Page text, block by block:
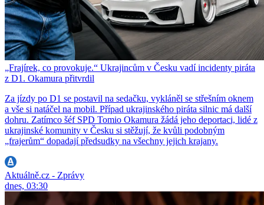
„Frajírek, co provokuje.“ Ukrajincům v Česku vadí incidenty piráta
z D1. Okamura přitvrdil
Za jízdy po D1 se postavil na sedačku, vykláněl se střešním oknem
a vše si natáčel na mobil. Případ ukrajinského piráta silnic má další
dohru. Zatímco šéf SPD Tomio Okamura žádá jeho deportaci, lidé z
ukrajinské komunity v Česku si stěžují, že kvůli podobným
„frajerům“ dopadají předsudky na všechny jejich krajany.
Aktuálně.cz - Zprávy
dnes, 03:30